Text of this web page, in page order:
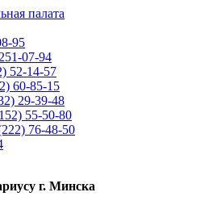
95
07-94
52-14-57
60-85-15
29-39-48
55-50-80
76-48-50
г. Минска